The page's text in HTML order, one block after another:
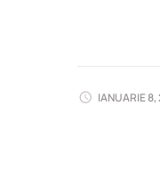
IANUARIE